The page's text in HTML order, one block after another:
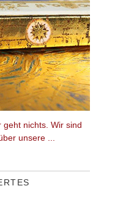
nichts. Wir sind
unsere ...